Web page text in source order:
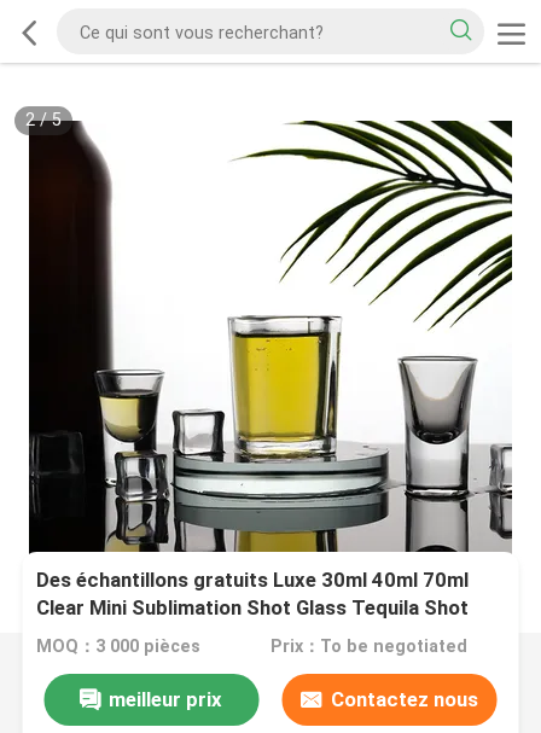
2/5
Des échantillons gratuits Luxe 30ml 40ml 70ml
Clear Mini Sublimation Shot Glass Tequila Shot
Glasses Espresso Shot Glass
MOQ：3 000 pièces Prix：To be negotiated
meilleur prix Contactez nous